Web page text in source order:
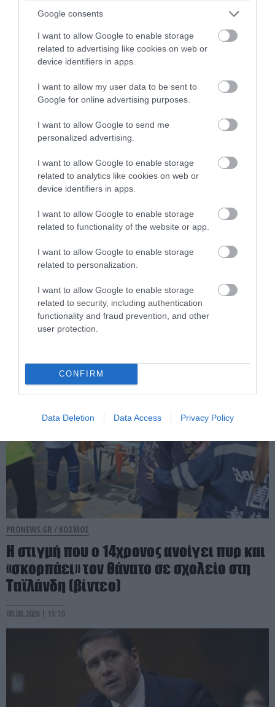
Google consents
I want to allow Google to enable storage
related to advertising like cookies on web or
device identifiers in apps.
I want to allow my user data to be sent to
Google for online advertising purposes.
I want to allow Google to send me
personalized advertising.
I want to allow Google to enable storage
related to analytics like cookies on web or
device identifiers in apps.
I want to allow Google to enable storage
related to functionality of the website or app.
I want to allow Google to enable storage
related to personalization.
I want to allow Google to enable storage
related to security, including authentication
functionality and fraud prevention, and other
user protection.
CONFIRM
Data Deletion Data Access Privacy Policy
Οι δύο πόλεις που όλοι ονειρεύονται να
μετακομίσουν όταν πάρουν σύνταξη
08.08.2026 | 15:39
PRONEWS.GR /ΚΟΣΜΟΣ
Ο άνθρωπος που βρήκε έναν θησαυρό…
ενώ έσκαβε για κάτι εντελώς
διαφορετικό (βίντεο)
PRONEWS.GR / ΚΟΣΜΟΣ
Η στιγμή που ο 14χρονος ανοίγει πυρ και
«σκορπάει» τον θάνατο σε σχολείο στη
Ταϊλάνδη (βίντεο)
08.08.2026 | 15:10